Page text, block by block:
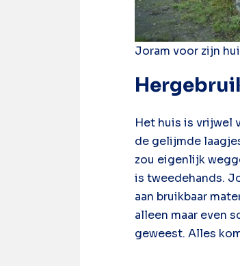
Joram voor zijn
Het huis is vrijwel
de gelijmde
zou eigenlijk
is tweedehands.
aan bruikbaar
alleen maar even
geweest. Alles